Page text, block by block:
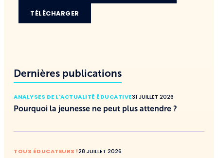
TÉLÉCHARGER
Dernières publications
ANALYSES DE L'ACTUALITÉ ÉDUCATIVE31 JUILLET 2026
Pourquoi la jeunesse ne peut plus attendre ?
TOUS ÉDUCATEURS !28 JUILLET 2026